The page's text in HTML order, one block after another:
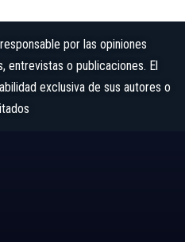
por las opiniones
entrevistas o publicaciones. El
exclusiva de sus autores o